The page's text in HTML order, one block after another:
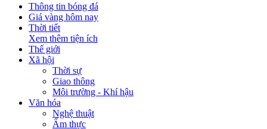
Thông tin bóng đá
Giá vàng hôm nay
Thời tiết
Xem thêm tiện ích
Thế giới
Xã hội
Thời sự
Giao thông
Môi trường - Khí hậu
Văn hóa
Nghệ thuật
Ẩm thực